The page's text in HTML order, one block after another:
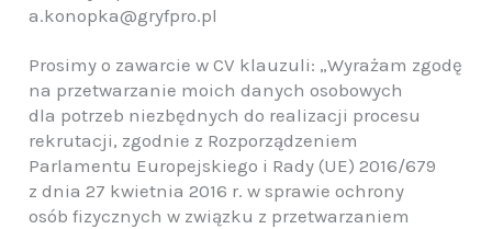
a.konopka@gryfpro.pl
Prosimy o zawarcie w CV klauzuli: „Wyrażam zgodę
na przetwarzanie moich danych osobowych
dla potrzeb niezbędnych do realizacji procesu
rekrutacji, zgodnie z Rozporządzeniem
Parlamentu Europejskiego i Rady (UE) 2016/679
z dnia 27 kwietnia 2016 r. w sprawie ochrony
osób fizycznych w związku z przetwarzaniem